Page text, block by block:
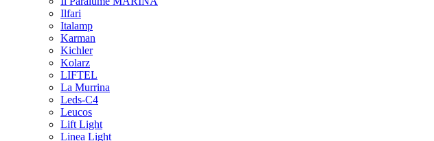
Ilfari
Italamp
Karman
Kichler
Kolarz
LIFTEL
La Murrina
Leds-C4
Leucos
Lift Light
Linea Light